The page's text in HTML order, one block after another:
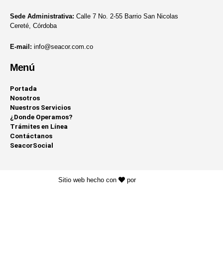
Sede Administrativa: Calle 7 No. 2-55 Barrio San Nicolas
Cereté, Córdoba
E-mail: info@seacor.com.co
Menú
Portada
Nosotros
Nuestros Servicios
¿Donde Operamos?
Trámites en Línea
Contáctanos
SeacorSocial
Sitio web hecho con por